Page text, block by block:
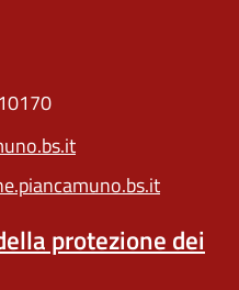
protezione dei